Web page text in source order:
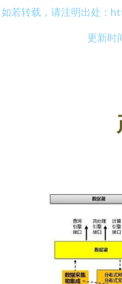
如若转载，请注明出处：
更新时